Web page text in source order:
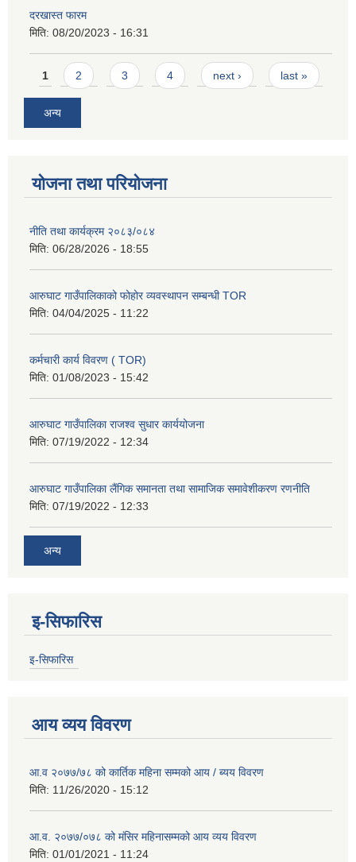
दरखास्त फारम
मिति: 08/20/2023 - 16:31
Pages
1 2 3 4 next › last »
अन्य
योजना तथा परियोजना
नीति तथा कार्यक्रम २०८३/०८४
मिति: 06/28/2026 - 18:55
आरुघाट गाउँपालिकाको फोहोर व्यवस्थापन सम्बन्धी TOR
मिति: 04/04/2025 - 11:22
कर्मचारी कार्य विवरण ( TOR)
मिति: 01/08/2023 - 15:42
आरुघाट गाउँपालिका राजश्व सुधार कार्ययोजना
मिति: 07/19/2022 - 12:34
आरुघाट गाउँपालिका लैंगिक समानता तथा सामाजिक समावेशीकरण रणनीति
मिति: 07/19/2022 - 12:33
अन्य
इ-सिफारिस
इ-सिफारिस
आय व्यय विवरण
आ.व २०७७/७८ को कार्तिक महिना सम्मको आय / ब्यय विवरण
मिति: 11/26/2020 - 15:12
आ.व. २०७७/०७८ को मंसिर महिनासम्मको आय व्यय विवरण
मिति: 01/01/2021 - 11:24